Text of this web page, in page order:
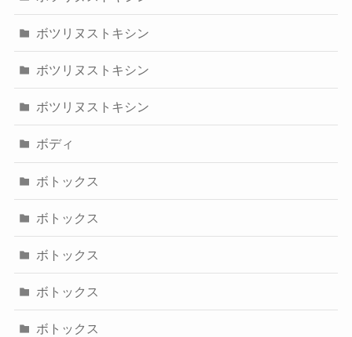
ボツリヌストキシン
ボツリヌストキシン
ボツリヌストキシン
ボディ
ボトックス
ボトックス
ボトックス
ボトックス
ボトックス